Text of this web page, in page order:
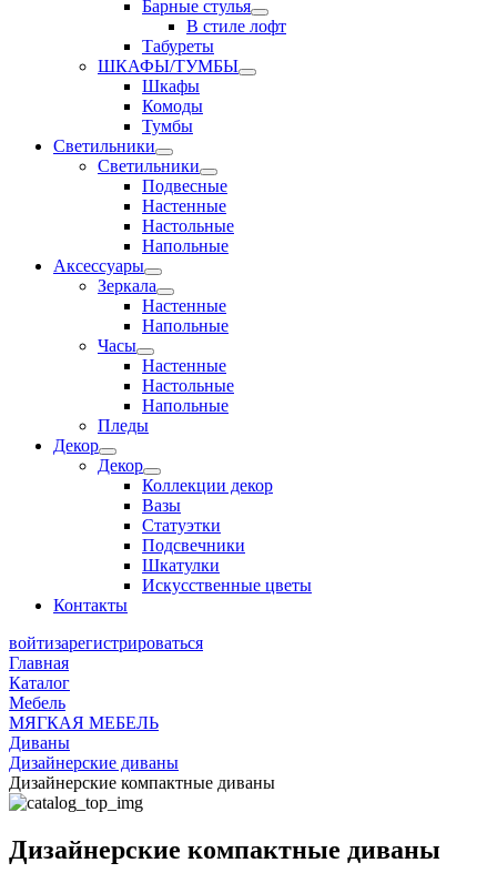
Барные стулья
В стиле лофт
Табуреты
ШКАФЫ/ТУМБЫ
Шкафы
Комоды
Тумбы
Светильники
Светильники
Подвесные
Настенные
Настольные
Напольные
Аксессуары
Зеркала
Настенные
Напольные
Часы
Настенные
Настольные
Напольные
Пледы
Декор
Декор
Коллекции декор
Вазы
Статуэтки
Подсвечники
Шкатулки
Искусственные цветы
Контакты
войтизарегистрироваться
Главная
Каталог
Мебель
МЯГКАЯ МЕБЕЛЬ
Диваны
Дизайнерские диваны
Дизайнерские компактные диваны
Дизайнерские компактные диваны